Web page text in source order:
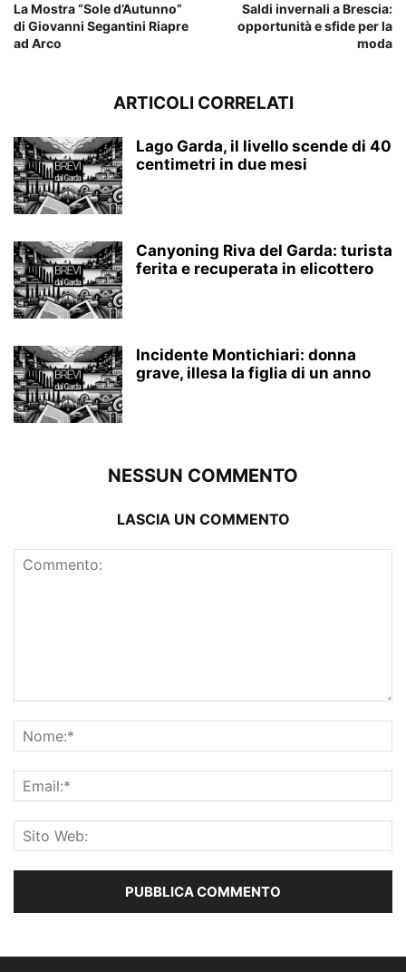
La Mostra “Sole d’Autunno”
di Giovanni Segantini Riapre
ad Arco
Saldi invernali a Brescia:
opportunità e sfide per la
moda
ARTICOLI CORRELATI
Lago Garda, il livello scende di 40
centimetri in due mesi
Canyoning Riva del Garda: turista
ferita e recuperata in elicottero
Incidente Montichiari: donna
grave, illesa la figlia di un anno
NESSUN COMMENTO
LASCIA UN COMMENTO